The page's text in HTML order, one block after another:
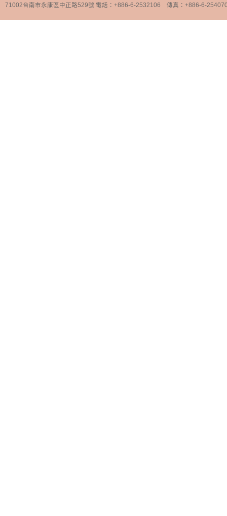
71002台南市永康區中正路529號 電話：+886-6-2532106 傳真：+886-6-